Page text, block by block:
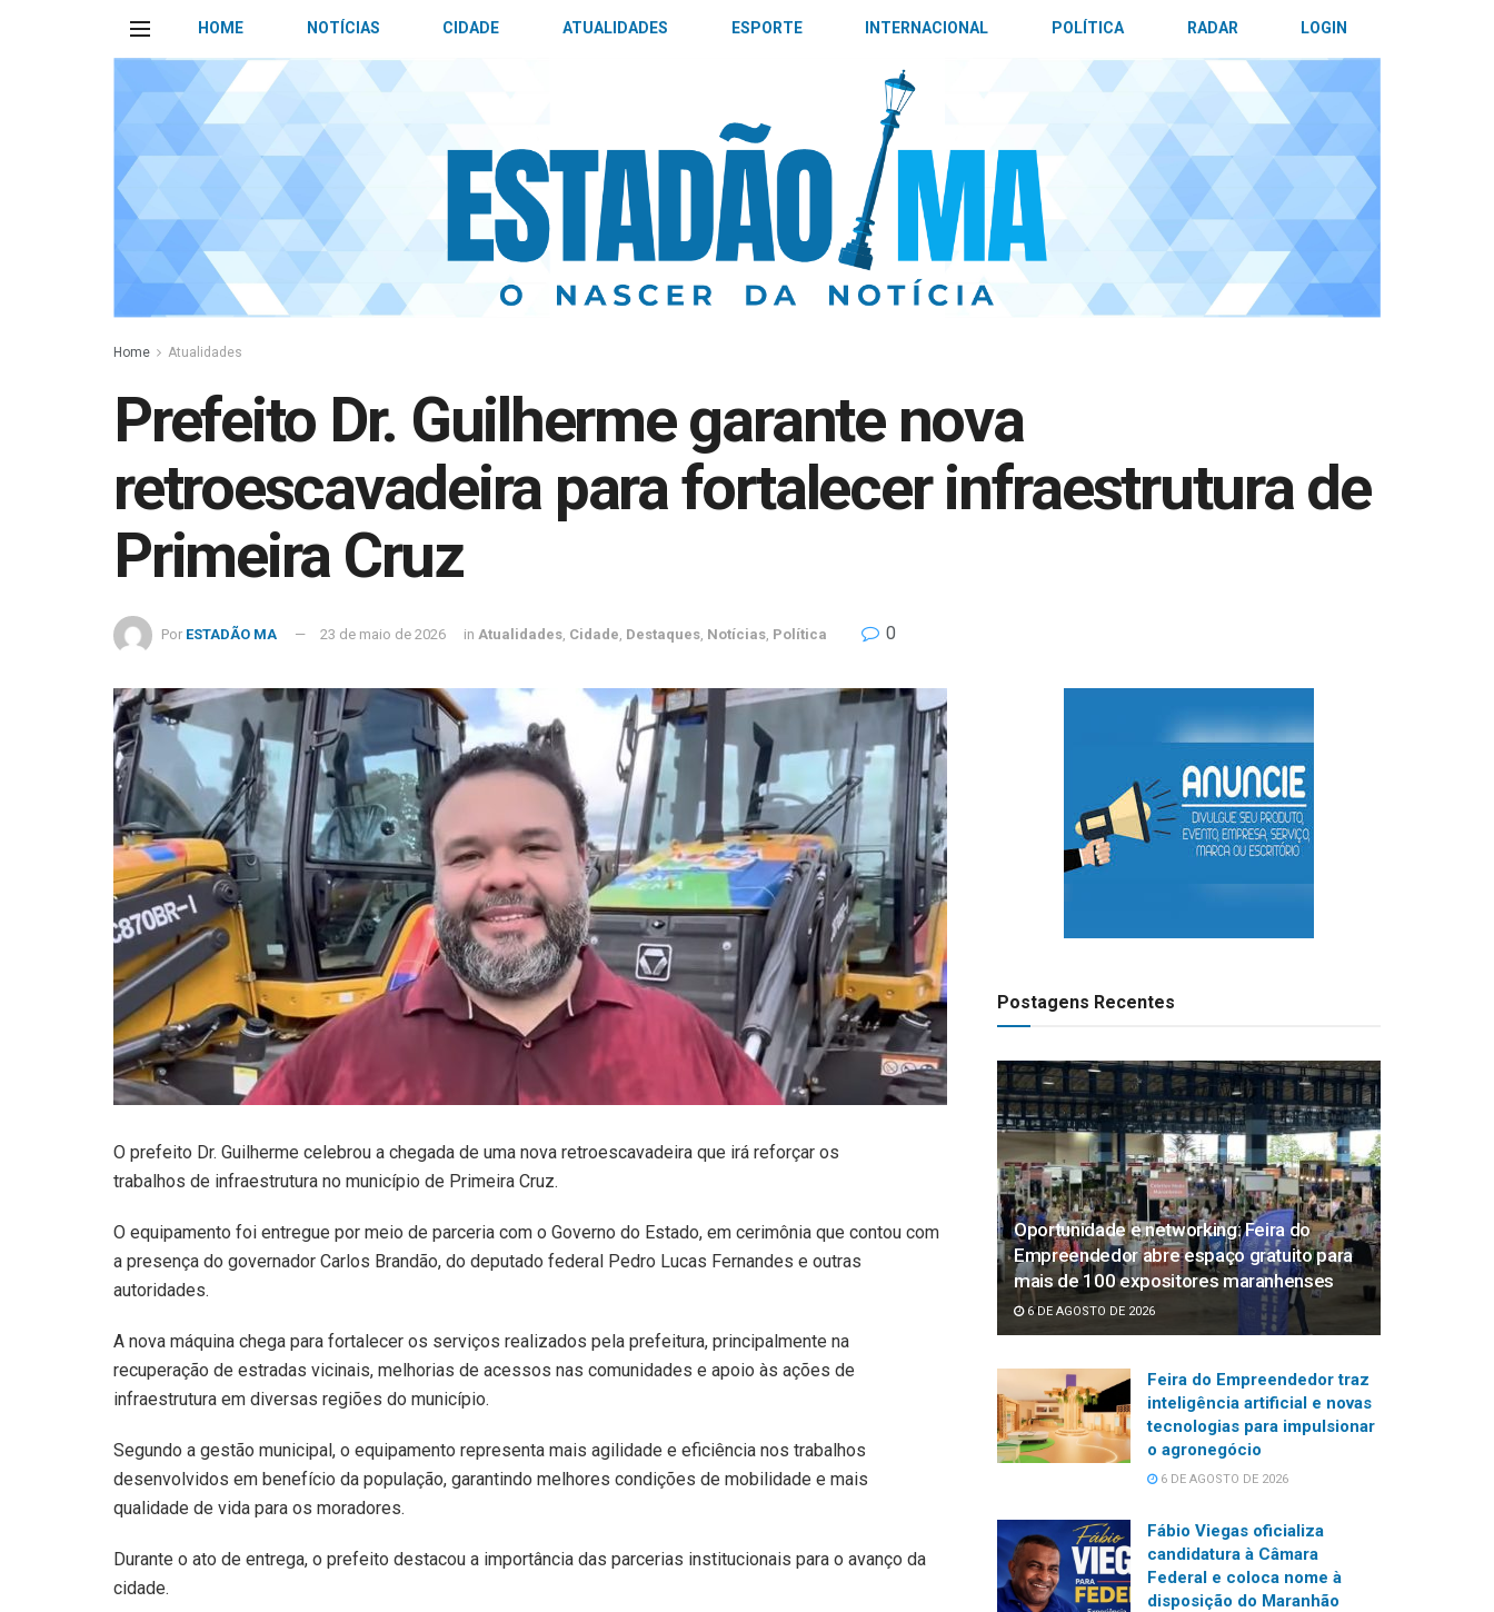
HOME NOTÍCIAS CIDADE ATUALIDADES ESPORTE INTERNACIONAL POLÍTICA RADAR LOGIN
Home Atualidades
Prefeito Dr. Guilherme garante nova
retroescavadeira para fortalecer infraestrutura de
Primeira Cruz
Por ESTADÃO MA 23 de maio de 2026 in Atualidades Cidade Destaques Notícias Política 0
O prefeito Dr. Guilherme celebrou a chegada de uma nova retroescavadeira que irá reforçar os
trabalhos de infraestrutura no município de Primeira Cruz.
O equipamento foi entregue por meio de parceria com o Governo do Estado, em cerimônia que contou com
a presença do governador Carlos Brandão, do deputado federal Pedro Lucas Fernandes e outras
autoridades.
A nova máquina chega para fortalecer os serviços realizados pela prefeitura, principalmente na
recuperação de estradas vicinais, melhorias de acessos nas comunidades e apoio às ações de
infraestrutura em diversas regiões do município.
Segundo a gestão municipal, o equipamento representa mais agilidade e eficiência nos trabalhos
desenvolvidos em benefício da população, garantindo melhores condições de mobilidade e mais
qualidade de vida para os moradores.
Durante o ato de entrega, o prefeito destacou a importância das parcerias institucionais para o avanço da
cidade.
Postagens Recentes
Oportunidade e networking: Feira do
Empreendedor abre espaço gratuito para
mais de 100 expositores maranhenses
6 DE AGOSTO DE 2026
Feira do Empreendedor traz
inteligência artificial e novas
tecnologias para impulsionar
o agronegócio
6 DE AGOSTO DE 2026
Fábio Viegas oficializa
candidatura à Câmara
Federal e coloca nome à
disposição do Maranhão